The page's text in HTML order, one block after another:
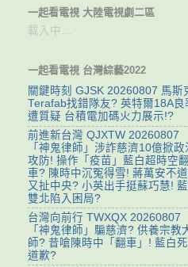
一起看電視 大陸電視劇二區
載入中…
一起看電視 台灣綜藝2022
關鍵時刻 GJSK 20260807 馬斯
Terafab找錯隊友? 英特爾18A良
遭質疑 台積電加碼火力展示!?
前進新台灣 QJXTW 20260807
「神鬼律師」涉詐慈濟10億掀政
攻防! 操作「疫苗」藍白超時空翻
車? 陳時中沉冤得雪! 蔣萬安不
又扯中央? 小英出手挺蘇巧慧!
雙北陷入困局?
台灣向前行 TWXQX 20260807
「神鬼律師」騙慈濟? 供養宗教
師? 昔嗆陳時中「翻車」! 藍白
道歉?